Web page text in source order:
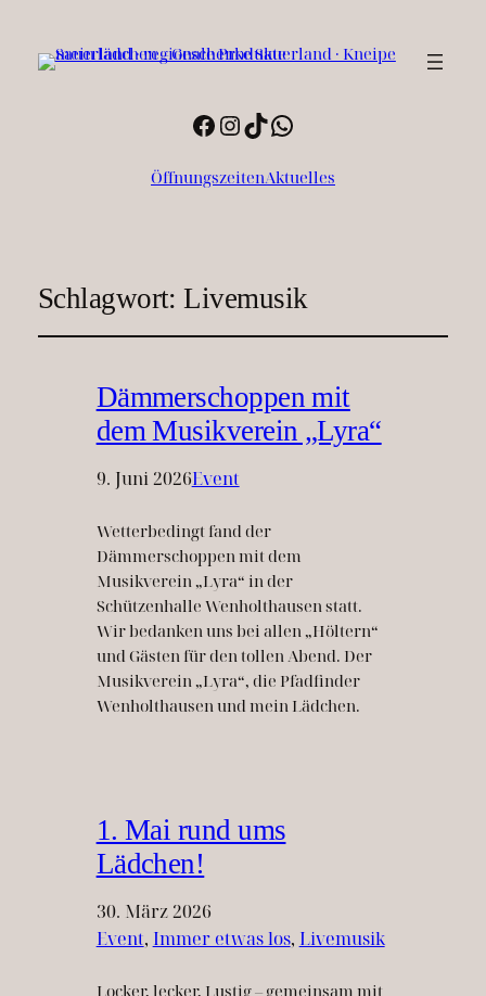
Facebook InstagramTikTok WhatsApp
ÖffnungszeitenAktuelles
Schlagwort:Livemusik
Dämmerschoppen mit
dem Musikverein „Lyra“
9. Juni 2026Event
Wetterbedingt fand der
Dämmerschoppen mit dem
Musikverein „Lyra“ in der
Schützenhalle Wenholthausen statt.
Wir bedanken uns bei allen „Höltern“
und Gästen für den tollen Abend. Der
Musikverein „Lyra“, die Pfadfinder
Wenholthausen und mein Lädchen.
1. Mai rund ums
Lädchen!
30. März 2026
Event, Immer etwas los, Livemusik
Locker, lecker, Lustig – gemeinsam mit